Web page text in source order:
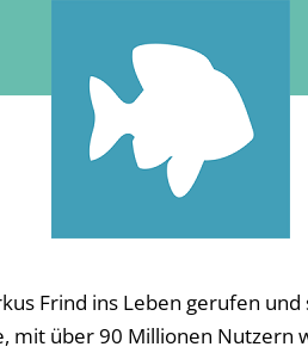
Frind ins Leben gerufen
mit über 90 Millionen Nutzern